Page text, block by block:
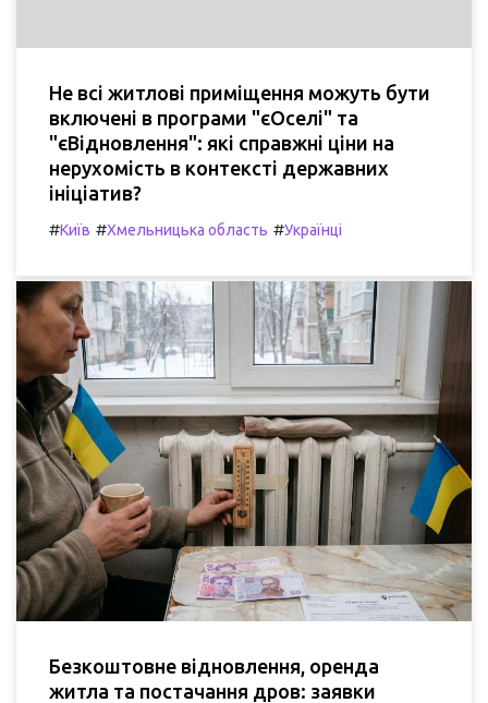
Не всі житлові приміщення можуть бути
включені в програми "єОселі" та
"єВідновлення": які справжні ціни на
нерухомість в контексті державних
ініціатив?
#Київ #Хмельницька область #Українці
Безкоштовне відновлення, оренда
житла та постачання дров: заявки